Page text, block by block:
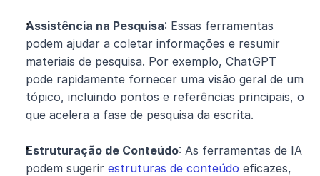
Assistência na Pesquisa: Essas ferramentas
podem ajudar a coletar informações e resumir
materiais de pesquisa. Por exemplo, ChatGPT
pode rapidamente fornecer uma visão geral de um
tópico, incluindo pontos e referências principais, o
que acelera a fase de pesquisa da escrita.
Estruturação de Conteúdo: As ferramentas de IA
podem sugerir estruturas de conteúdo eficazes,